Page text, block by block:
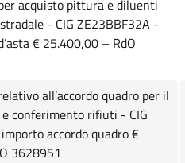
acquisto pittura e diluenti
- CIG ZE23BBF32A -
€ 25.400,00 – RdO
all’accordo quadro per il
conferimento rifiuti - CIG
accordo quadro €
3628951